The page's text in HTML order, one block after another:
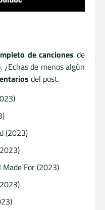
de canciones de
de menos algún
del post.
(2023)
For (2023)